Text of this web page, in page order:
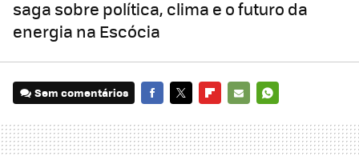
saga sobre política, clima e o futuro da
energia na Escócia
Sem comentários
MAIL